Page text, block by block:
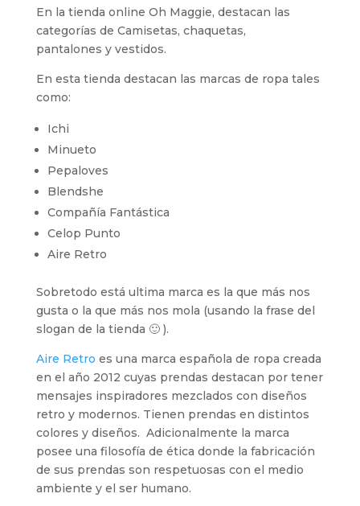
En la tienda online Oh Maggie, destacan las
categorías de Camisetas, chaquetas,
pantalones y vestidos.
En esta tienda destacan las marcas de ropa tales
como:
Ichi
Minueto
Pepaloves
Blendshe
Compañía Fantástica
Celop Punto
Aire Retro
Sobretodo está ultima marca es la que más nos
gusta o la que más nos mola (usando la frase del
slogan de la tienda 🙂 ).
Aire Retro es una marca española de ropa creada
en el año 2012 cuyas prendas destacan por tener
mensajes inspiradores mezclados con diseños
retro y modernos. Tienen prendas en distintos
colores y diseños. Adicionalmente la marca
posee una filosofía de ética donde la fabricación
de sus prendas son respetuosas con el medio
ambiente y el ser humano.